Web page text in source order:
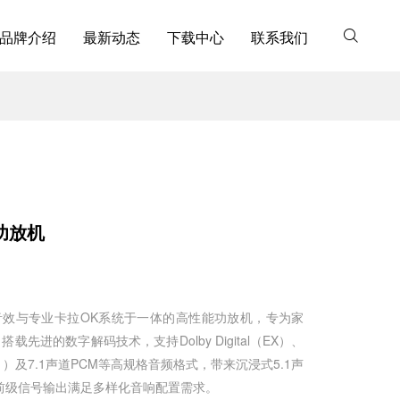
品牌介绍 最新动态 下载中心 联系我们
放机
与专业卡拉OK系统于一体的高性能功放机，专为家
载先进的数字解码技术，支持Dolby Digital（EX）、
及7.1声道PCM等高规格音频格式，带来沉浸式5.1声
信号输出满足多样化音响配置需求。